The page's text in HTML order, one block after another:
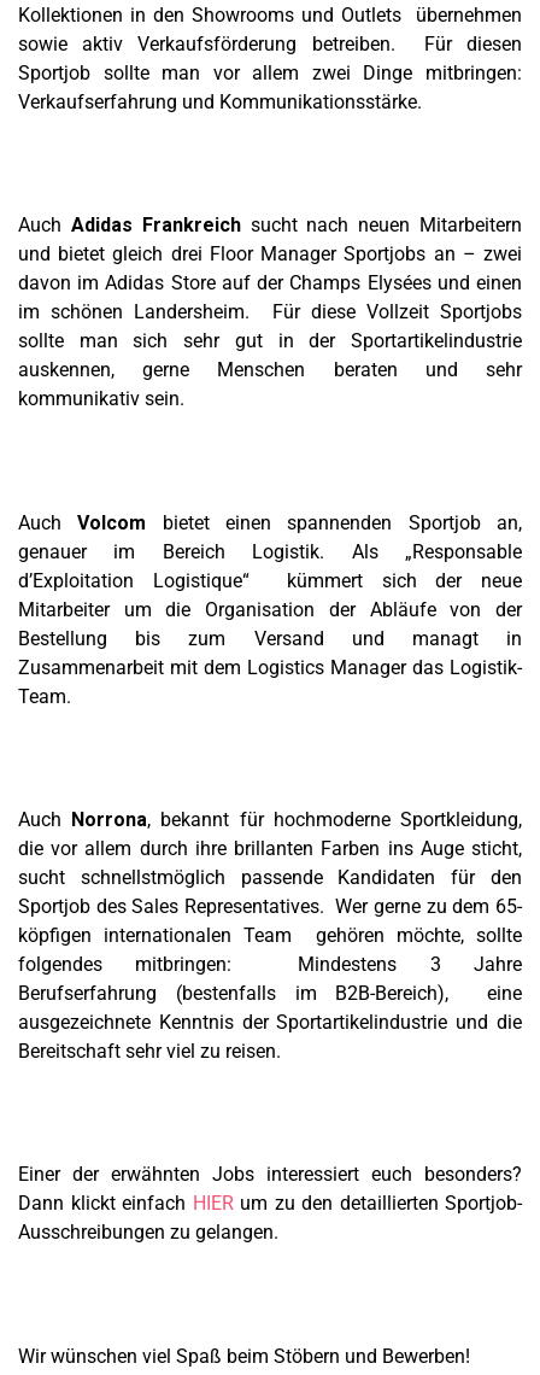
Kollektionen in den Showrooms und Outlets übernehmen
sowie aktiv Verkaufsförderung betreiben. Für diesen
Sportjob sollte man vor allem zwei Dinge mitbringen:
Verkaufserfahrung und Kommunikationsstärke.
Auch Adidas Frankreichsucht nach neuen Mitarbeitern
und bietet gleich drei Floor Manager Sportjobs an – zwei
davon im Adidas Store auf der Champs Elysées und einen
im schönen Landersheim. Für diese Vollzeit Sportjobs
sollte man sich sehr gut in der Sportartikelindustrie
auskennen, gerne Menschen beraten und sehr
kommunikativ sein.
AuchVolcom bietet einen spannenden Sportjob an,
genauer im Bereich Logistik. Als „Responsable
d’Exploitation Logistique“ kümmert sich der neue
Mitarbeiter um die Organisation der Abläufe von der
Bestellung bis zum Versand und managt in
Zusammenarbeit mit dem Logistics Manager das Logistik-
Team.
Auch Norrona, bekannt für hochmoderne Sportkleidung,
die vor allem durch ihre brillanten Farben ins Auge sticht,
sucht schnellstmöglich passende Kandidaten für den
Sportjob des Sales Representatives. Wer gerne zu dem 65-
köpfigen internationalen Team gehören möchte, sollte
folgendes mitbringen: Mindestens 3 Jahre
Berufserfahrung (bestenfalls im B2B-Bereich), eine
ausgezeichnete Kenntnis der Sportartikelindustrie und die
Bereitschaft sehr viel zu reisen.
Einer der erwähnten Jobs interessiert euch besonders?
Dann klickt einfach HIERum zu den detaillierten Sportjob-
Ausschreibungen zu gelangen.
Wir wünschen viel Spaß beim Stöbern und Bewerben!